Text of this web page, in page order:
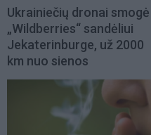
Ukrainiečių dronai smogė
„Wildberries“ sandėliui
Jekaterinburge, už 2000
km nuo sienos